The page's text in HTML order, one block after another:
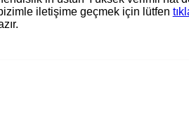
iletişime geçmek için lütfen